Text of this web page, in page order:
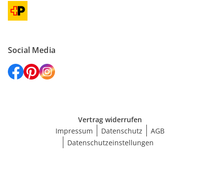
Social Media
Vertrag widerrufen
Impressum
Datenschutz
AGB
Datenschutzeinstellungen